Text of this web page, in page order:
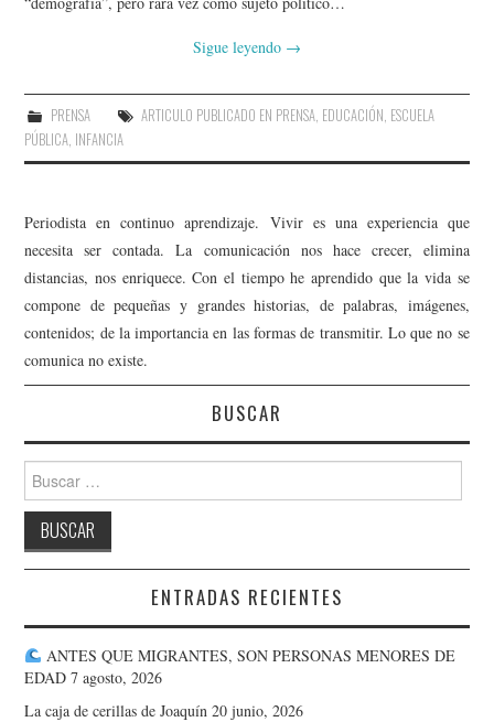
Sigue leyendo →
PRENSA ARTICULO PUBLICADO EN PRENSA, EDUCACIÓN, ESCUELA
PÚBLICA, INFANCIA
Periodista en continuo aprendizaje. Vivir es una experiencia que
necesita ser contada. La comunicación nos hace crecer, elimina
distancias, nos enriquece. Con el tiempo he aprendido que la vida se
compone de pequeñas y grandes historias, de palabras, imágenes,
contenidos; de la importancia en las formas de transmitir. Lo que no se
comunica no existe.
BUSCAR
Buscar:
ENTRADAS RECIENTES
ANTES QUE MIGRANTES, SON PERSONAS MENORES DE
EDAD 7 agosto, 2026
La caja de cerillas de Joaquín 20 junio, 2026